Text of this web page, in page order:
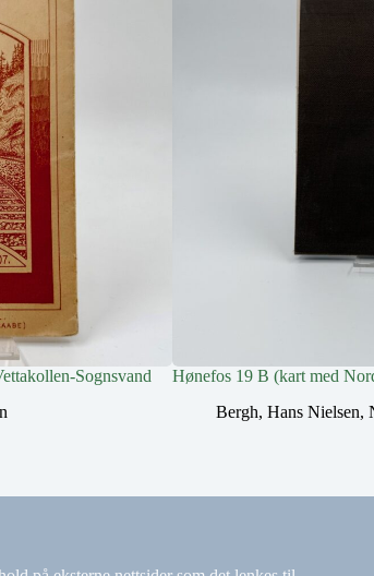
Sognsvand
Hønefos 19 B (kart med
Bergh, Hans Nielsen,